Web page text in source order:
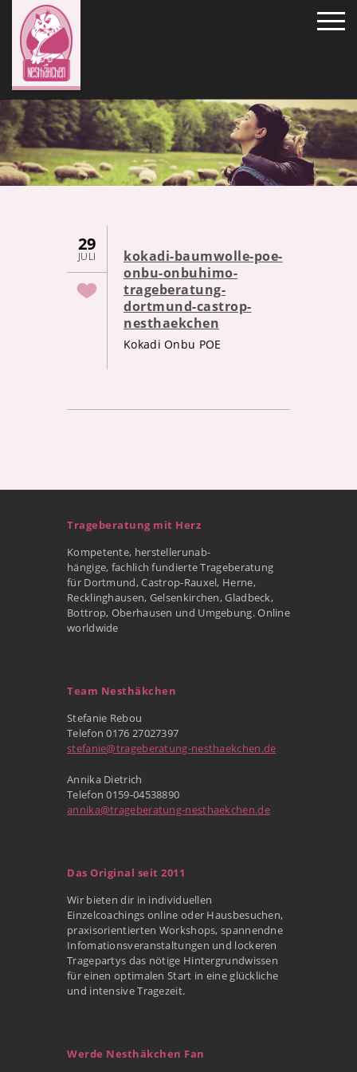
29
JULI
kokadi-baumwolle-poe-
onbu-onbuhimo-
trageberatung-
dortmund-castrop-
nesthaekchen
Kokadi Onbu POE
Trageberatung mit Herz
Kompetente, herstellerunab-
hängige, fachlich fundierte Trageberatung
für Dortmund, Castrop-Rauxel, Herne,
Recklinghausen, Gelsenkirchen, Gladbeck,
Bottrop, Oberhausen und Umgebung. Online
worldwide
Team Nesthäkchen
Stefanie Rebou
Telefon 0176 27027397
stefanie@trageberatung-nesthaekchen.de
Annika Dietrich
Telefon 0159-04538890
annika@trageberatung-nesthaekchen.de
Das Original seit 2011
Wir bieten dir in individuellen
Einzelcoachings online oder Hausbesuchen,
praxisorientierten Workshops, spannendne
Infomationsveranstaltungen und lockeren
Tragepartys das nötige Hintergrundwissen
für einen optimalen Start in eine glückliche
und intensive Tragezeit.
Werde Nesthäkchen Fan